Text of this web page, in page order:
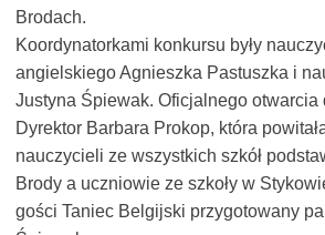
Brodach.
Koordynatorkami konkursu były
angielskiego Agnieszka Pastuszka i
Justyna Śpiewak. Oficjalnego otwarcia
Dyrektor Barbara Prokop, która
nauczycieli ze wszystkich szkół
Brody a uczniowie ze szkoły w
gości Taniec Belgijski przygotowany